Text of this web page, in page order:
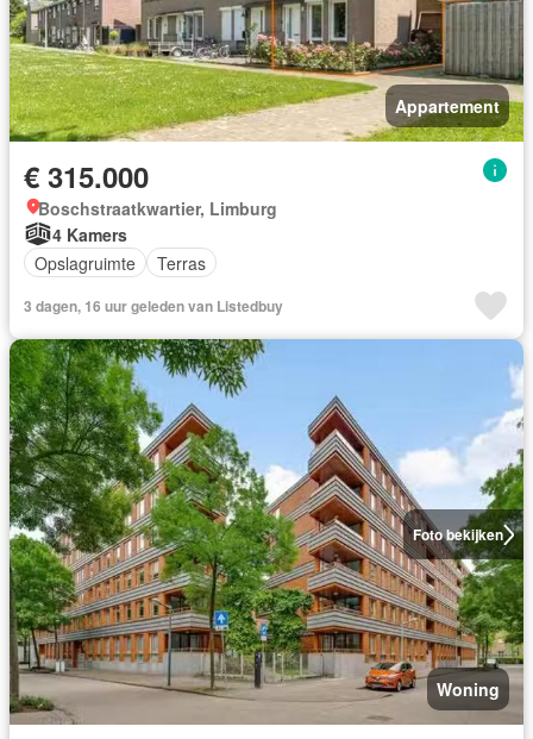
Appartement
€ 315.000
Boschstraatkwartier, Limburg
4 Kamers
Opslagruimte
Terras
3 dagen, 16 uur geleden van Listedbuy
Foto bekijken
Woning